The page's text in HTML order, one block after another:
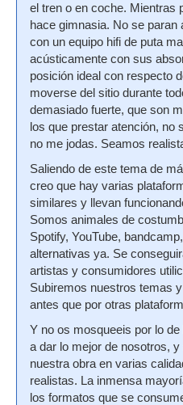
el tren o en coche. Mientras
hace gimnasia. No se paran
con un equipo hifi de puta
acústicamente con sus
posición ideal con respecto
moverse del sitio durante
demasiado fuerte, que son
los que prestar atención, no
no me jodas. Seamos
Saliendo de este tema de
creo que hay varias
similares y llevan
Somos animales de
Spotify, YouTube,
alternativas ya. Se
artistas y consumidores
Subiremos nuestros temas
antes que por otras
Y no os mosqueeis por lo
a dar lo mejor de nosotros,
nuestra obra en varias
realistas. La inmensa
los formatos que se